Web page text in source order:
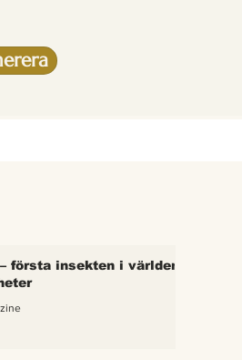
första insekten i världen